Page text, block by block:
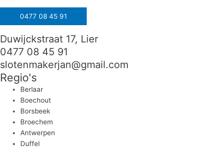
0477 08 45 91
Duwijckstraat 17, Lier
0477 08 45 91
slotenmakerjan@gmail.com
Regio's
Berlaar
Boechout
Borsbeek
Broechem
Antwerpen
Duffel